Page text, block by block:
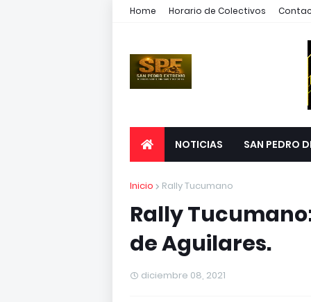
Home Horario de Colectivos
NOTICIAS SAN PEDRO
Inicio Rally Tucumano
Rally
de Aguilares.
diciembre 08, 2021